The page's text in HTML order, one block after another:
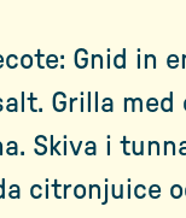
Gnid in
Grilla med
Skiva i
citronjuice